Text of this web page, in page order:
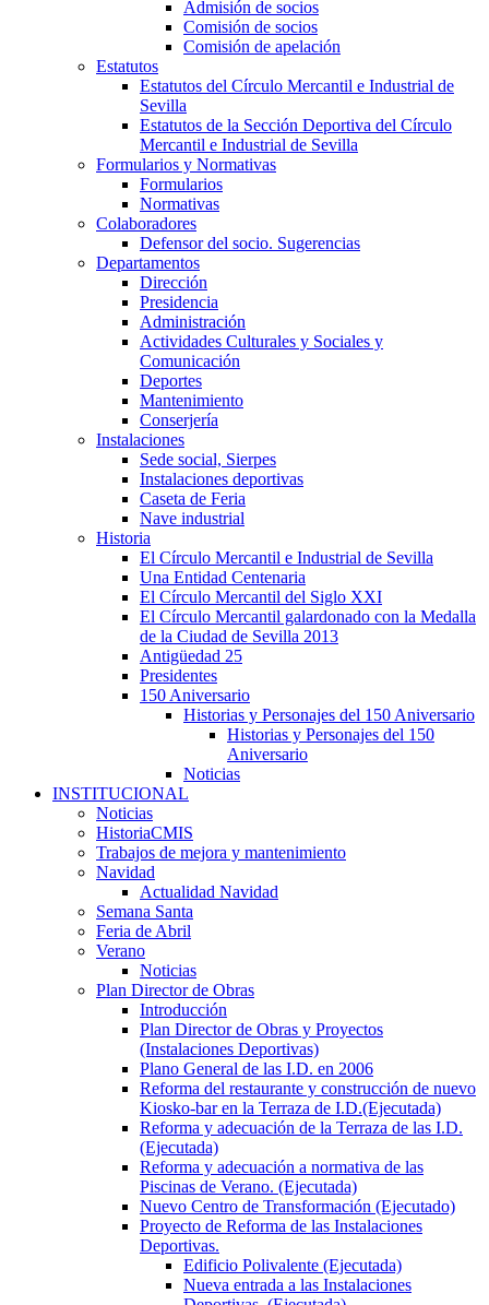
Admisión de socios
Comisión de socios
Comisión de apelación
Estatutos
Estatutos del Círculo Mercantil e Industrial de
Sevilla
Estatutos de la Sección Deportiva del Círculo
Mercantil e Industrial de Sevilla
Formularios y Normativas
Formularios
Normativas
Colaboradores
Defensor del socio. Sugerencias
Departamentos
Dirección
Presidencia
Administración
Actividades Culturales y Sociales y
Comunicación
Deportes
Mantenimiento
Conserjería
Instalaciones
Sede social, Sierpes
Instalaciones deportivas
Caseta de Feria
Nave industrial
Historia
El Círculo Mercantil e Industrial de Sevilla
Una Entidad Centenaria
El Círculo Mercantil del Siglo XXI
El Círculo Mercantil galardonado con la Medalla
de la Ciudad de Sevilla 2013
Antigüedad 25
Presidentes
150 Aniversario
Historias y Personajes del 150 Aniversario
Historias y Personajes del 150
Aniversario
Noticias
INSTITUCIONAL
Noticias
HistoriaCMIS
Trabajos de mejora y mantenimiento
Navidad
Actualidad Navidad
Semana Santa
Feria de Abril
Verano
Noticias
Plan Director de Obras
Introducción
Plan Director de Obras y Proyectos
(Instalaciones Deportivas)
Plano General de las I.D. en 2006
Reforma del restaurante y construcción de nuevo
Kiosko-bar en la Terraza de I.D.(Ejecutada)
Reforma y adecuación de la Terraza de las I.D.
(Ejecutada)
Reforma y adecuación a normativa de las
Piscinas de Verano. (Ejecutada)
Nuevo Centro de Transformación (Ejecutado)
Proyecto de Reforma de las Instalaciones
Deportivas.
Edificio Polivalente (Ejecutada)
Nueva entrada a las Instalaciones